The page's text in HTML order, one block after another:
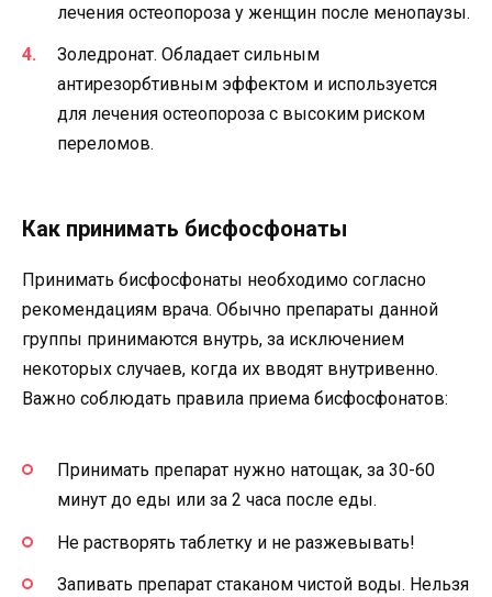
лечения остеопороза у женщин после менопаузы.
Золедронат. Обладает сильным
антирезорбтивным эффектом и используется
для лечения остеопороза с высоким риском
переломов.
Как принимать бисфосфонаты
Принимать бисфосфонаты необходимо согласно
рекомендациям врача. Обычно препараты данной
группы принимаются внутрь, за исключением
некоторых случаев, когда их вводят внутривенно.
Важно соблюдать правила приема бисфосфонатов:
Принимать препарат нужно натощак, за 30-60
минут до еды или за 2 часа после еды.
Не растворять таблетку и не разжевывать!
Запивать препарат стаканом чистой воды. Нельзя